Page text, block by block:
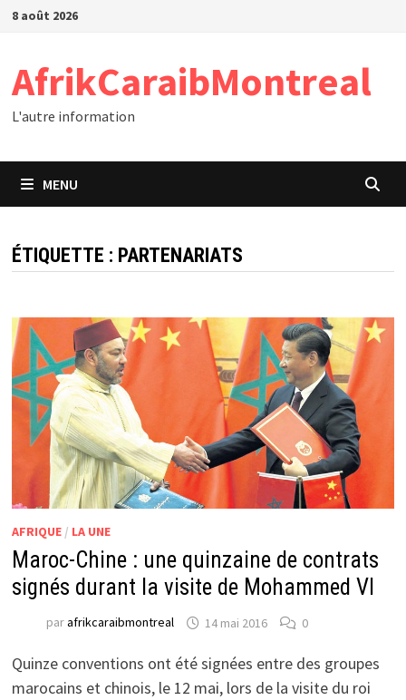
Passer
8 août 2026
AfrikCaraibMontreal
L'autre information
MENU
ÉTIQUETTE : PARTENARIATS
AFRIQUE/ LA UNE
Maroc-Chine : une quinzaine de contrats
signés durant la visite de Mohammed VI
parafrikcaraibmontreal 14 mai 2016 0
Quinze conventions ont été signées entre des groupes
marocains et chinois, le 12 mai, lors de la visite du roi